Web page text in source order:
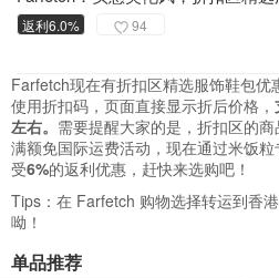
返利6.0% 94
Farfetch现在有折扣区精选服饰鞋包优
使用折扣码，页面直接显示折后价格，
左右。 需要提醒大家的是，折扣区的
满额免国际运费活动，现在通过米饭
受6%的返利优惠，赶快来选购吧！
Tips：在 Farfetch 购物选择转运到香
呦！
单品推荐